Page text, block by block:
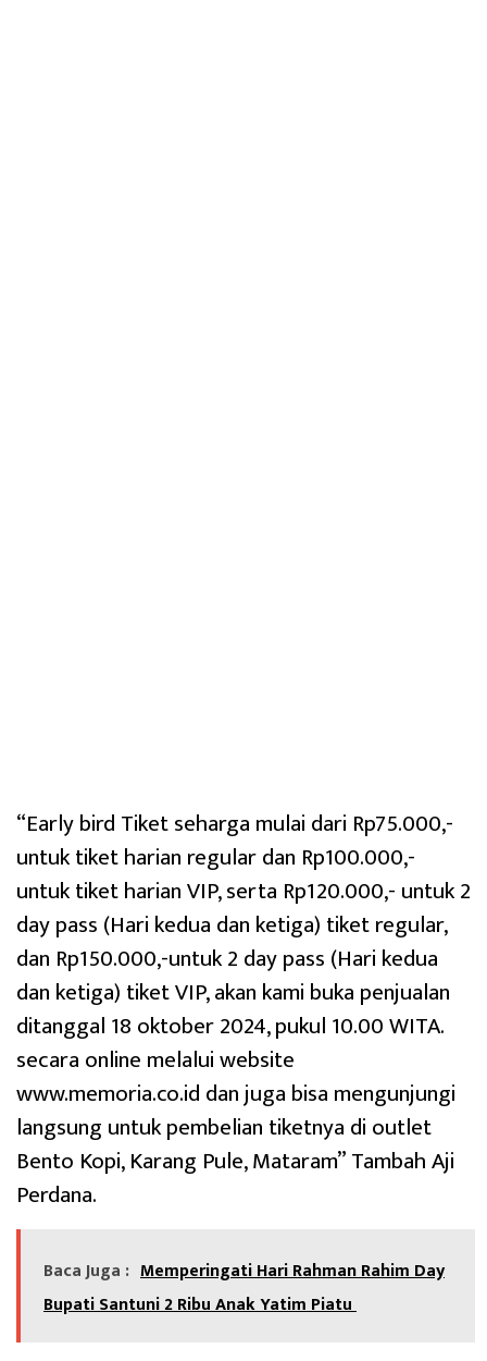
“Early bird Tiket seharga mulai dari Rp75.000,-
untuk tiket harian regular dan Rp100.000,-
untuk tiket harian VIP, serta Rp120.000,- untuk 2
day pass (Hari kedua dan ketiga) tiket regular,
dan Rp150.000,-untuk 2 day pass (Hari kedua
dan ketiga) tiket VIP, akan kami buka penjualan
ditanggal 18 oktober 2024, pukul 10.00 WITA.
secara online melalui website
www.memoria.co.id dan juga bisa mengunjungi
langsung untuk pembelian tiketnya di outlet
Bento Kopi, Karang Pule, Mataram” Tambah Aji
Perdana.
Baca Juga : Memperingati Hari Rahman Rahim Day
Bupati Santuni 2 Ribu Anak Yatim Piatu